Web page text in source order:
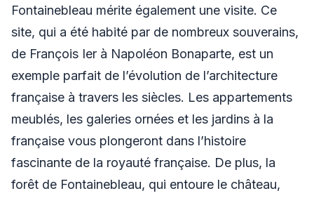
Fontainebleau mérite également une visite. Ce
site, qui a été habité par de nombreux souverains,
de François Ier à Napoléon Bonaparte, est un
exemple parfait de l’évolution de l’architecture
française à travers les siècles. Les appartements
meublés, les galeries ornées et les jardins à la
française vous plongeront dans l’histoire
fascinante de la royauté française. De plus, la
forêt de Fontainebleau, qui entoure le château,